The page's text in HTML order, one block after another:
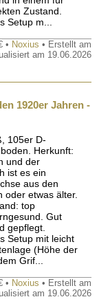
Zustand.
Setup m...
• Noxius • Erstellt am
am 19.06.2026
1920er Jahren -
105er D-
Herkunft:
und der
ist es ein
aus den
oder etwas älter.
top
Gut
gepflegt.
Setup mit leicht
(Höhe der
Grif...
• Noxius • Erstellt am
am 19.06.2026